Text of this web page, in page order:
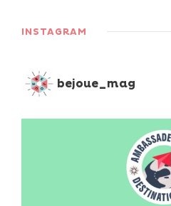
INSTAGRAM
bejoue_mag